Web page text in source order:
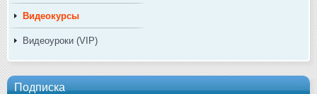
Видеокурсы
Видеоуроки (VIP)
Подписка